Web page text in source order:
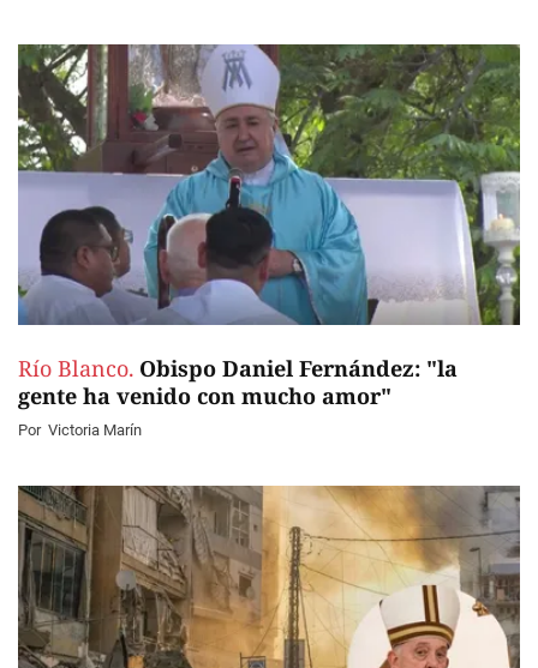
Río Blanco. Obispo Daniel Fernández: "la
gente ha venido con mucho amor"
Por Victoria Marín